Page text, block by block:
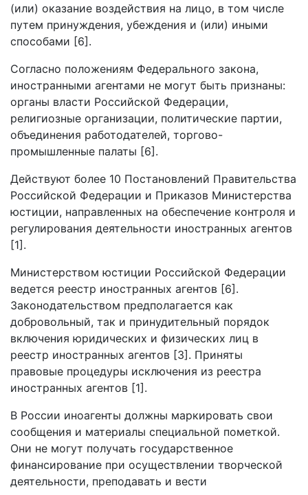
(или) оказание воздействия на лицо, в том числе
путем принуждения, убеждения и (или) иными
способами [6].
Согласно положениям Федерального закона,
иностранными агентами не могут быть признаны:
органы власти Российской Федерации,
религиозные организации, политические партии,
объединения работодателей, торгово-
промышленные палаты [6].
Действуют более 10 Постановлений Правительства
Российской Федерации и Приказов Министерства
юстиции, направленных на обеспечение контроля и
регулирования деятельности иностранных агентов
[1].
Министерством юстиции Российской Федерации
ведется реестр иностранных агентов [6].
Законодательством предполагается как
добровольный, так и принудительный порядок
включения юридических и физических лиц в
реестр иностранных агентов [3]. Приняты
правовые процедуры исключения из реестра
иностранных агентов [1].
В России иноагенты должны маркировать свои
сообщения и материалы специальной пометкой.
Они не могут получать государственное
финансирование при осуществлении творческой
деятельности, преподавать и вести